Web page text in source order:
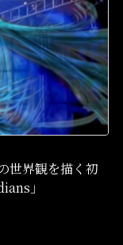
世界観を描く初
」